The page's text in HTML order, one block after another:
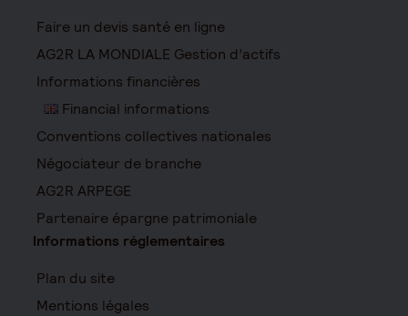
Faire un devis santé en ligne
AG2R LA MONDIALE Gestion d’actifs
Informations financières
Financial informations
Conventions collectives nationales
Négociateur de branche
AG2R ARPEGE
Partenaire épargne patrimoniale
Informations réglementaires
Plan du site
Mentions légales